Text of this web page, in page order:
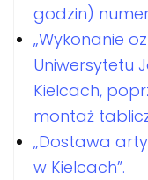
godzin) numer
„Wykonanie
Uniwersytetu
Kielcach,
montaż
„Dostawa
w Kielcach”.